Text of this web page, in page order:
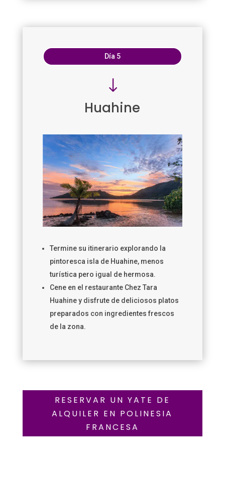
Día 5
"
Huahine
Termine su itinerario explorando la
pintoresca isla de Huahine, menos
turística pero igual de hermosa.
Cene en el restaurante Chez Tara
Huahine y disfrute de deliciosos platos
preparados con ingredientes frescos
de la zona.
RESERVAR UN YATE DE
ALQUILER EN POLINESIA
FRANCESA